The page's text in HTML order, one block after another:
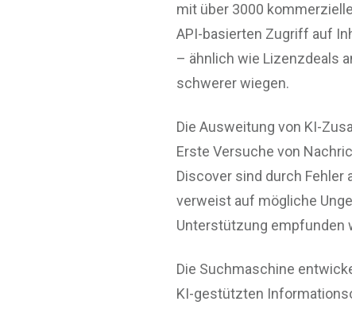
mit über 3000
API-basierten Zugriff auf
– ähnlich wie Lizenzdeals
schwerer wiegen.
Die Ausweitung von KI-
Erste Versuche von
Discover sind durch Fehler
verweist auf mögliche
Unterstützung empfunden
Die Suchmaschine
KI-gestützten